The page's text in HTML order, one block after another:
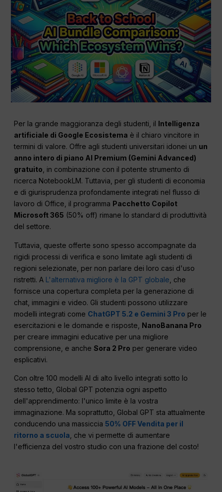
Per la grande maggioranza degli studenti, il Intelligenza
artificiale di Google Ecosistema è il chiaro vincitore in
termini di valore. Offre agli studenti universitari idonei un un
anno intero di piano AI Premium (Gemini Advanced)
gratuito , in combinazione con il potente strumento di
ricerca NotebookLM. Tuttavia, per gli studenti di economia
e di giurisprudenza profondamente integrati nel flusso di
lavoro di Office, il programma Pacchetto Copilot
Microsoft 365 (50% off) rimane lo standard di produttività
del settore.
Tuttavia, queste offerte sono spesso accompagnate da
rigidi processi di verifica e sono limitate agli studenti di
regioni selezionate, per non parlare dei loro casi d'uso
ristretti. A L'alternativa migliore è la GPT globale , che
fornisce una copertura completa per la generazione di
chat, immagini e video. Gli studenti possono utilizzare
modelli integrati come ChatGPT 5.2 e Gemini 3 Pro per le
esercitazioni e le domande e risposte, NanoBanana Pro
per creare immagini educative per una migliore
comprensione, e ancheSora 2 Pro per generare video
esplicativi.
Con oltre 100 modelli AI di alto livello integrati sotto lo
stesso tetto, Global GPT potenzia ogni aspetto
dell'apprendimento: l'unico limite è la vostra
immaginazione. Ma soprattutto, Global GPT sta attualmente
conducendo una massiccia50% OFF Vendita per il
ritorno a scuola , che vi permette di aumentare
l'efficienza del vostro studio con una frazione del costo!